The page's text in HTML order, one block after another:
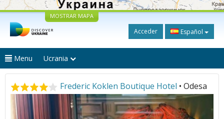
MOSTRAR MAPA
Acceder Español
Menu Ucrania
Frederic Koklen Boutique Hotel • Odesa